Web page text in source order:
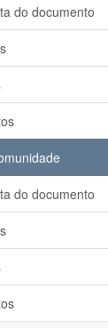
do documento
do documento